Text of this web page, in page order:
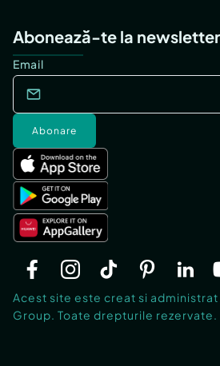
Abonează-te la newsletter
Email
Abonare
Acest site este creat si
Group. Toate drepturile rezervate.